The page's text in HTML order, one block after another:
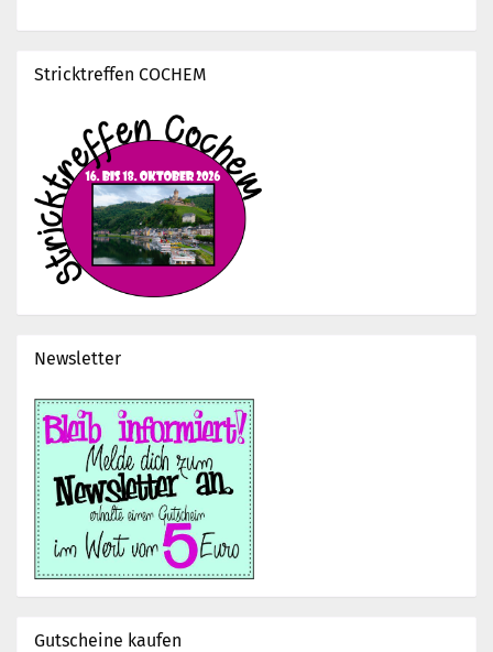
Stricktreffen COCHEM
Newsletter
Gutscheine kaufen